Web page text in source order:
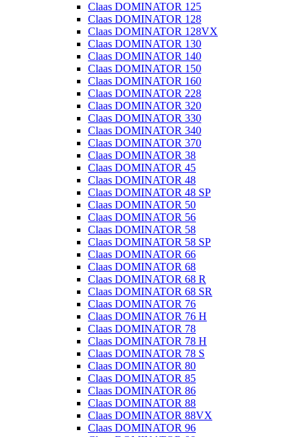
Claas DOMINATOR 125
Claas DOMINATOR 128
Claas DOMINATOR 128VX
Claas DOMINATOR 130
Claas DOMINATOR 140
Claas DOMINATOR 150
Claas DOMINATOR 160
Claas DOMINATOR 228
Claas DOMINATOR 320
Claas DOMINATOR 330
Claas DOMINATOR 340
Claas DOMINATOR 370
Claas DOMINATOR 38
Claas DOMINATOR 45
Claas DOMINATOR 48
Claas DOMINATOR 48 SP
Claas DOMINATOR 50
Claas DOMINATOR 56
Claas DOMINATOR 58
Claas DOMINATOR 58 SP
Claas DOMINATOR 66
Claas DOMINATOR 68
Claas DOMINATOR 68 R
Claas DOMINATOR 68 SR
Claas DOMINATOR 76
Claas DOMINATOR 76 H
Claas DOMINATOR 78
Claas DOMINATOR 78 H
Claas DOMINATOR 78 S
Claas DOMINATOR 80
Claas DOMINATOR 85
Claas DOMINATOR 86
Claas DOMINATOR 88
Claas DOMINATOR 88VX
Claas DOMINATOR 96